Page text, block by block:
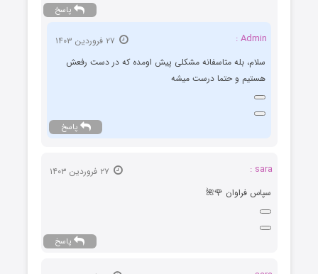
پاسخ
Admin :
سلام، بله متاسفانه مشکلی پیش اومده که در دست رفعش
هستیم و حتما درست میشه
پاسخ
sara :
سپاس فراوان 🌹🌺
پاسخ